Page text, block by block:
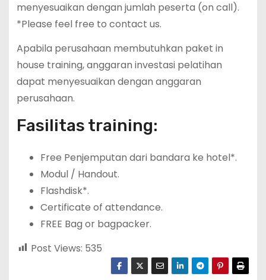
menyesuaikan dengan jumlah peserta (on call).
*Please feel free to contact us.
Apabila perusahaan membutuhkan paket in
house training, anggaran investasi pelatihan
dapat menyesuaikan dengan anggaran
perusahaan.
Fasilitas training:
Free Penjemputan dari bandara ke hotel*.
Modul / Handout.
Flashdisk*.
Certificate of attendance.
FREE Bag or bagpacker.
Post Views: 535